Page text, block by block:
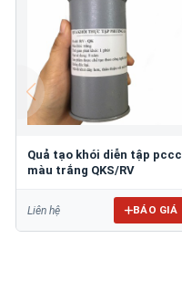
Quả tạo khói diễn tập pccc
màu trắng QKS/RV
Liên hệ BÁO GIÁ